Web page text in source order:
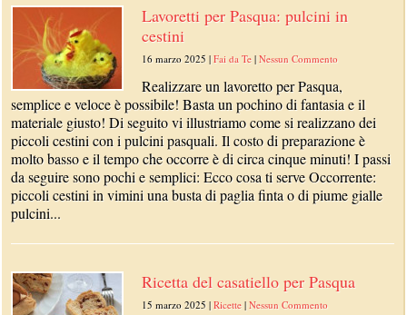
Lavoretti per Pasqua: pulcini in
cestini
16 marzo 2025 |Fai da Te |Nessun Commento
Realizzare un lavoretto per Pasqua,
semplice e veloce è possibile! Basta un pochino di fantasia e il
materiale giusto! Di seguito vi illustriamo come si realizzano dei
piccoli cestini con i pulcini pasquali. Il costo di preparazione è
molto basso e il tempo che occorre è di circa cinque minuti! I passi
da seguire sono pochi e semplici: Ecco cosa ti serve Occorrente:
piccoli cestini in vimini una busta di paglia finta o di piume gialle
pulcini...
Ricetta del casatiello per Pasqua
15 marzo 2025 |Ricette |Nessun Commento